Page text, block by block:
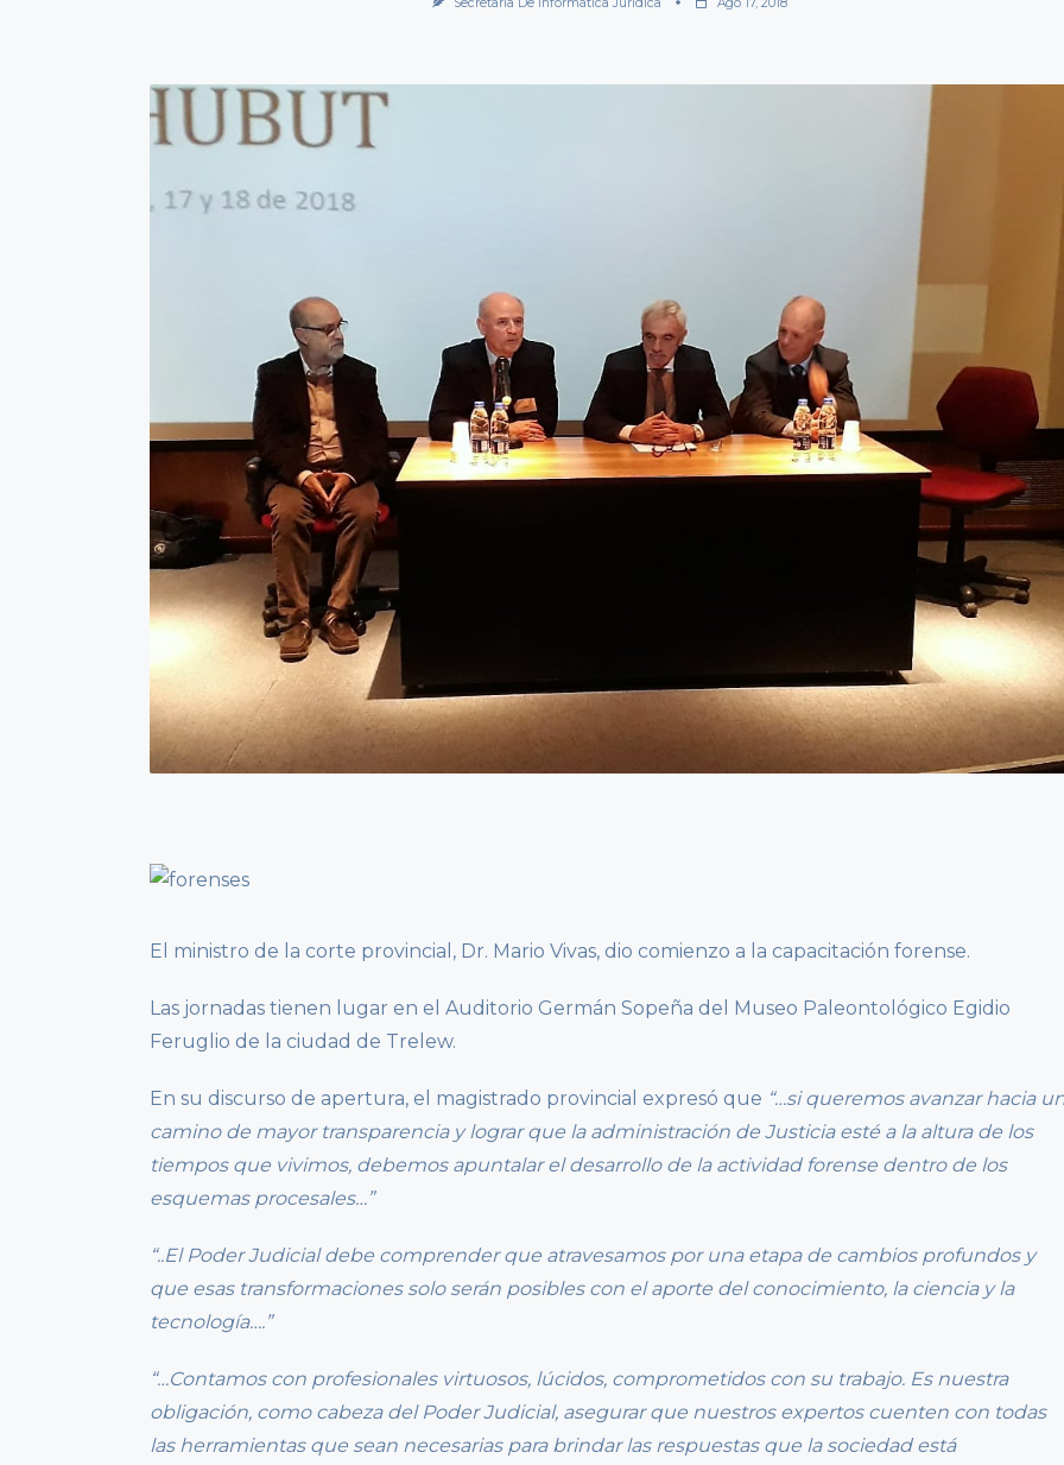
El ministro de la corte provincial, Dr. Mario Vivas, dio comienzo a la capacitación forense.
Las jornadas tienen lugar en el Auditorio Germán Sopeña del Museo Paleontológico Egidio
Feruglio de la ciudad de Trelew.
En su discurso de apertura, el magistrado provincial expresó que “…si queremos avanzar hacia
camino de mayor transparencia y lograr que la administración de Justicia esté a la altura de los
tiempos que vivimos, debemos apuntalar el desarrollo de la actividad forense dentro de los
esquemas procesales…”
“..El Poder Judicial debe comprender que atravesamos por una etapa de cambios profundos y
que esas transformaciones solo serán posibles con el aporte del conocimiento, la ciencia y la
tecnología….”
“…Contamos con profesionales virtuosos, lúcidos, comprometidos con su trabajo. Es nuestra
obligación, como cabeza del Poder Judicial, asegurar que nuestros expertos cuenten con todas
las herramientas que sean necesarias para brindar las respuestas que la sociedad está